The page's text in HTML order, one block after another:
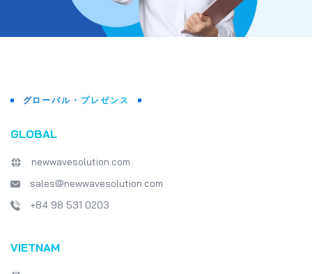
グローバル・プレゼンス
GLOBAL
newwavesolution.com
sales@newwavesolution.com
+84 98 531 0203
VIETNAM